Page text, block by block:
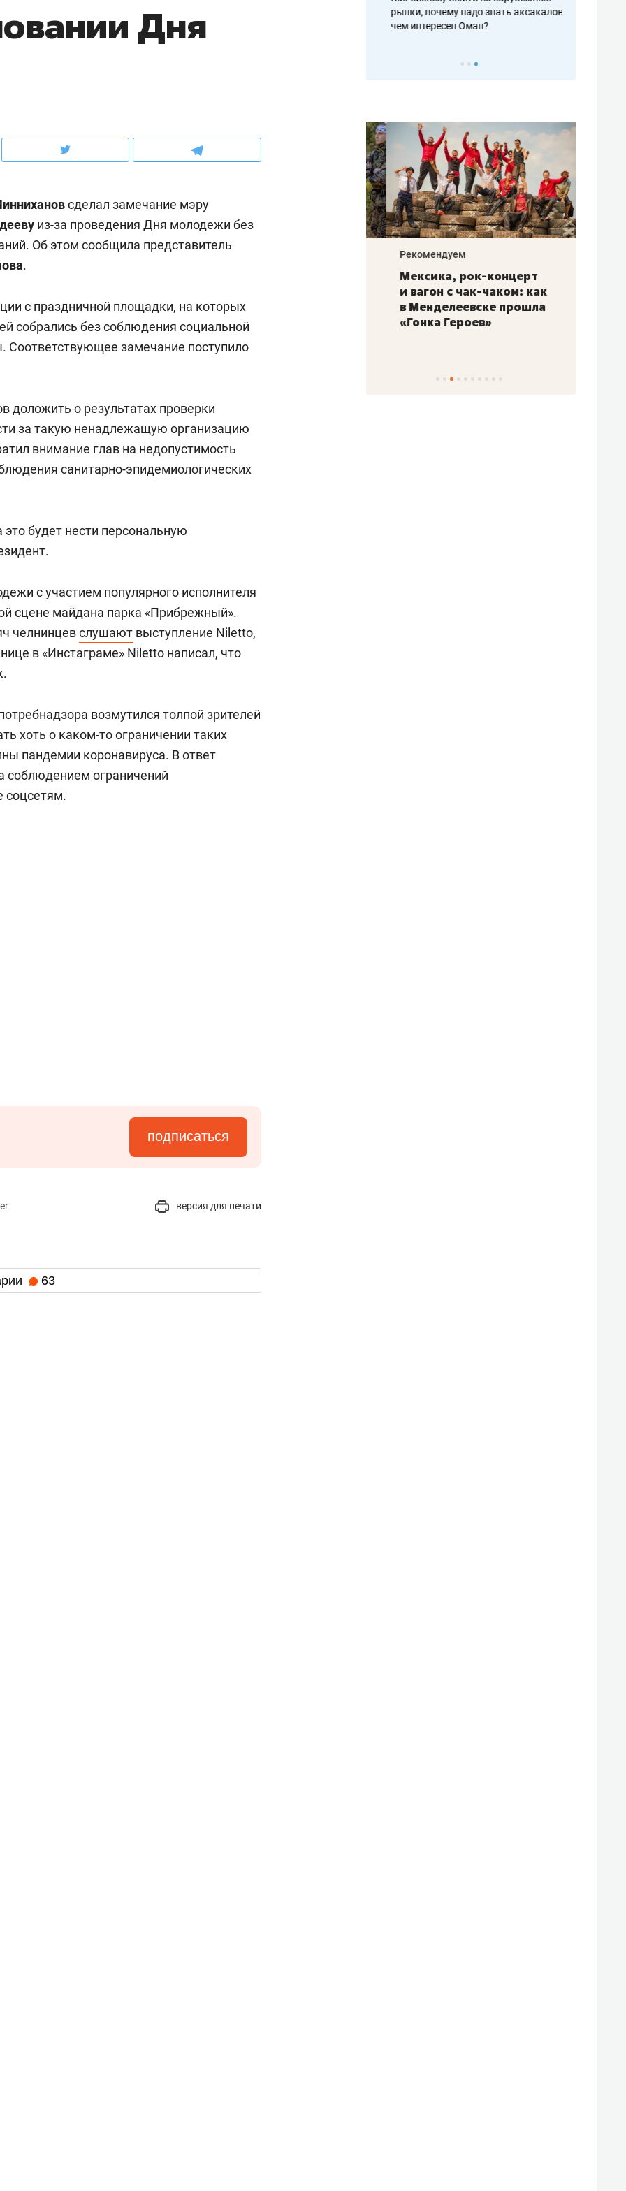
Дня
сделал замечание мэру
из-за проведения Дня молодежи без
Об этом сообщила представитель
.
с праздничной площадки, на которых
собрались без соблюдения социальной
Соответствующее замечание поступило
доложить о результатах проверки
за такую ненадлежащую организацию
внимание глав на недопустимость
санитарно-эпидемиологических
будет нести персональную
с участием популярного исполнителя
сцене майдана парка «Прибрежный».
челнинцевслушают выступление Niletto,
в «Инстаграме» Niletto написал, что
возмутился толпой зрителей
хоть о каком-то ограничении таких
пандемии коронавируса. В ответ
соблюдением ограничений
соцсетям.
подписаться
версия для печати
63
о трехкратном росте цен, дотошных
клиентах и чудных запросах мастеров
налогах и развитии без кредитов
рынки, почему надо знать аксакалов и
чем интересен Оман?
в ЖК «Нова»
Рекомендуем
с ментальным и физическим
состоянием как основа
антихрупких команд
Рекомендуем
Мексика, рок-концерт
и вагон с чак-чаком: как
в Менделеевске прошла
«Гонка Героев»